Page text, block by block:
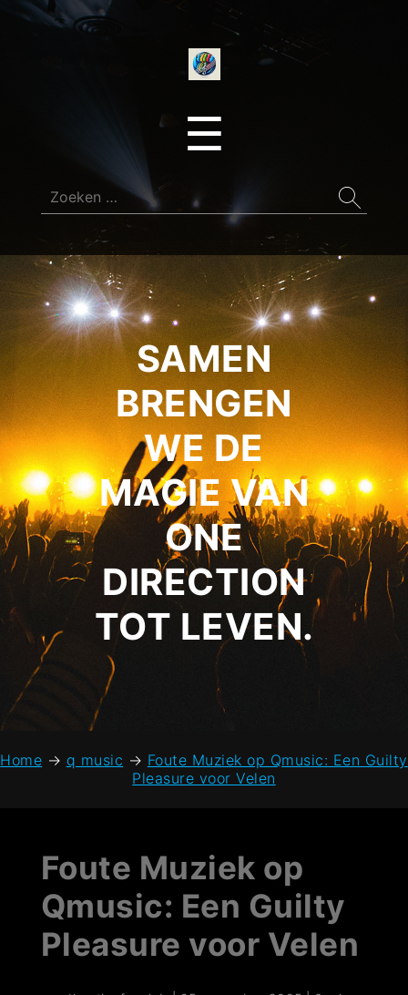
☰
Zoeken
naar:
SAMEN
BRENGEN
WE DE
MAGIE VAN
ONE
DIRECTION
TOT LEVEN.
Home → q music → Foute Muziek op Qmusic: Een Guilty
Pleasure voor Velen
Foute Muziek op
Qmusic: Een Guilty
Pleasure voor Velen